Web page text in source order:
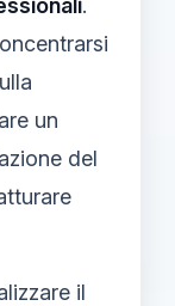
un
del
il